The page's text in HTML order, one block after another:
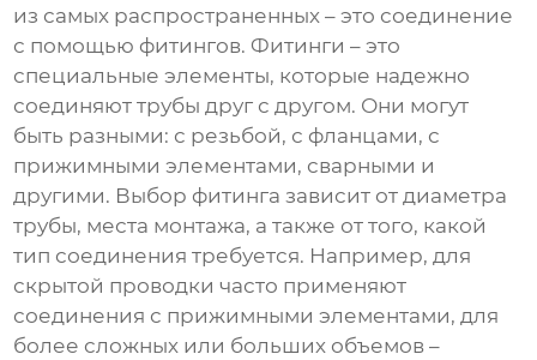
из самых распространенных – это соединение
с помощью фитингов. Фитинги – это
специальные элементы, которые надежно
соединяют трубы друг с другом. Они могут
быть разными: с резьбой, с фланцами, с
прижимными элементами, сварными и
другими. Выбор фитинга зависит от диаметра
трубы, места монтажа, а также от того, какой
тип соединения требуется. Например, для
скрытой проводки часто применяют
соединения с прижимными элементами, для
более сложных или больших объемов –